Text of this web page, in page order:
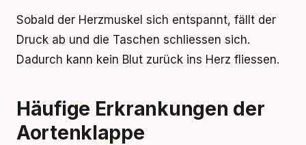
Sobald der Herzmuskel sich entspannt, fällt der
Druck ab und die Taschen schliessen sich.
Dadurch kann kein Blut zurück ins Herz fliessen.
Häufige Erkrankungen der
Aortenklappe